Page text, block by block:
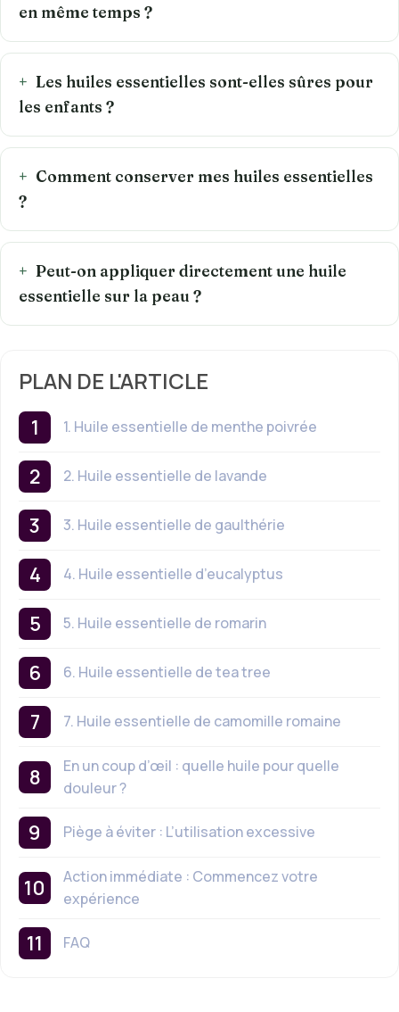
en même temps ?
Les huiles essentielles sont-elles sûres pour
les enfants ?
Comment conserver mes huiles essentielles
?
Peut-on appliquer directement une huile
essentielle sur la peau ?
PLAN DE L'ARTICLE
1. Huile essentielle de menthe poivrée
2. Huile essentielle de lavande
3. Huile essentielle de gaulthérie
4. Huile essentielle d’eucalyptus
5. Huile essentielle de romarin
6. Huile essentielle de tea tree
7. Huile essentielle de camomille romaine
En un coup d’œil : quelle huile pour quelle
douleur ?
Piège à éviter : L’utilisation excessive
Action immédiate : Commencez votre
expérience
FAQ